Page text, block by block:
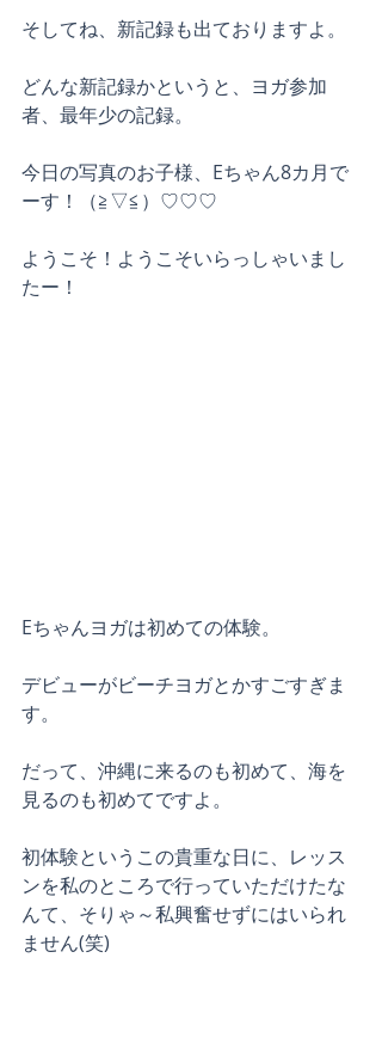
そしてね、新記録も出ておりますよ。
どんな新記録かというと、ヨガ参加
者、最年少の記録。
今日の写真のお子様、Eちゃん8カ月で
ーす！（≧▽≦）♡♡♡
ようこそ！ようこそいらっしゃいまし
たー！
Eちゃんヨガは初めての体験。
デビューがビーチヨガとかすごすぎま
す。
だって、沖縄に来るのも初めて、海を
見るのも初めてですよ。
初体験というこの貴重な日に、レッス
ンを私のところで行っていただけたな
んて、そりゃ～私興奮せずにはいられ
ません(笑)